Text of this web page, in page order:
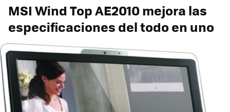
MSI Wind Top AE2010 mejora las
especificaciones del todo en uno